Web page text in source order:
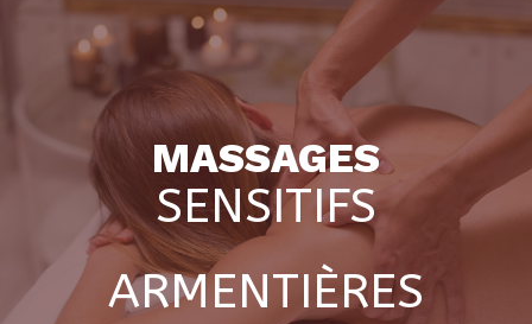
MASSAGES
SENSITIFS
ARMENTIÈRES